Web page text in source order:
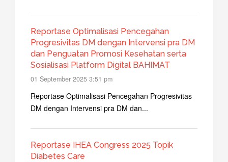
Reportase Optimalisasi Pencegahan
Progresivitas DM dengan Intervensi pra DM
dan Penguatan Promosi Kesehatan serta
Sosialisasi Platform Digital BAHIMAT
01 September 2025 3:51 pm
Reportase Optimalisasi Pencegahan Progresivitas
DM dengan Intervensi pra DM dan...
Reportase IHEA Congress 2025 Topik
Diabetes Care